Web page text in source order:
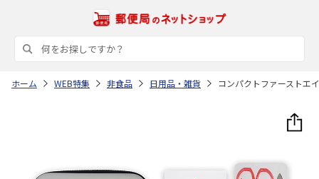
ホーム WEB特集 非食品 日用品・雑貨 コンパクトファースト